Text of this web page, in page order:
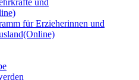
und
für Erzieherinnen und